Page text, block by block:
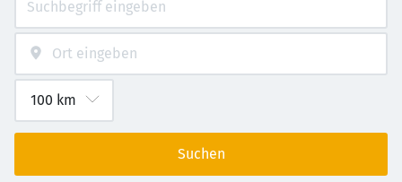
Suchen